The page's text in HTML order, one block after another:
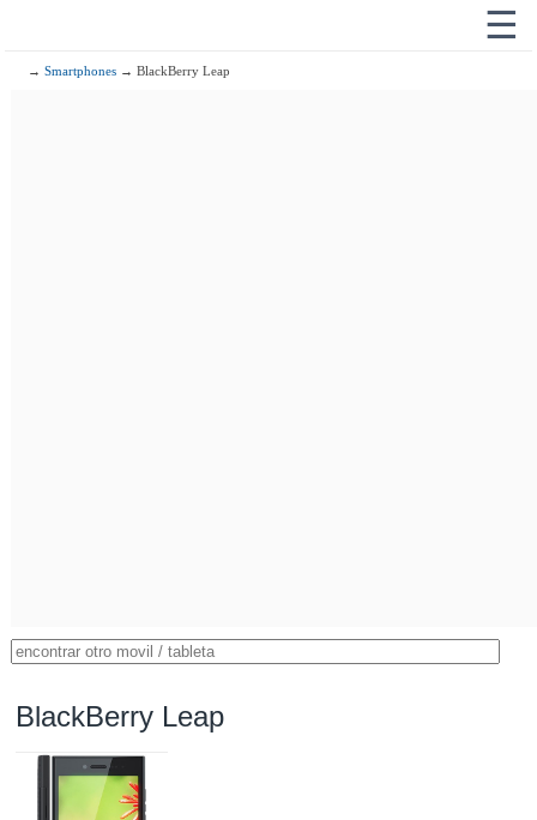
☰
→Smartphones → BlackBerry Leap
BlackBerry Leap